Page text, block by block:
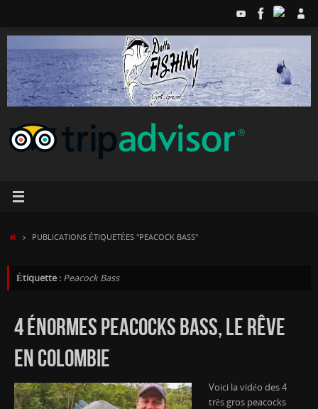
contenu
ACCUEIL
PUBLICATIONS ÉTIQUETÉES "PEACOCK BASS"
Étiquette : Peacock Bass
4 ÉNORMES PEACOCKS BASS, LE RÊVE
EN COLOMBIE
Voici la vidéo des 4
très gros peacocks